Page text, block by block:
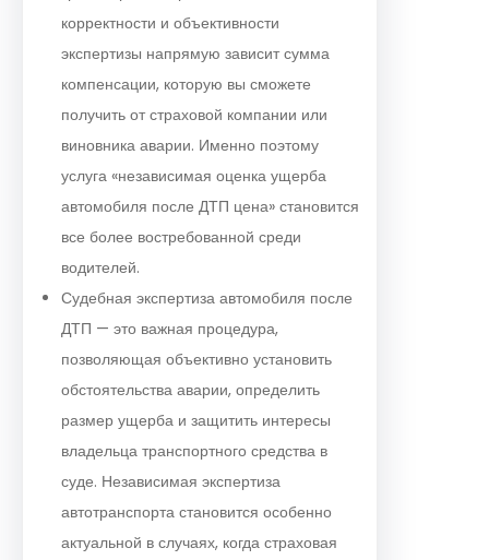
корректности и объективности
экспертизы напрямую зависит сумма
компенсации, которую вы сможете
получить от страховой компании или
виновника аварии. Именно поэтому
услуга «независимая оценка ущерба
автомобиля после ДТП цена» становится
все более востребованной среди
водителей.
Судебная экспертиза автомобиля после
ДТП — это важная процедура,
позволяющая объективно установить
обстоятельства аварии, определить
размер ущерба и защитить интересы
владельца транспортного средства в
суде. Независимая экспертиза
автотранспорта становится особенно
актуальной в случаях, когда страховая